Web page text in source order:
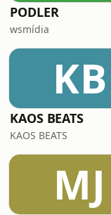
PODLER
wsmídia
KB
KAOS BEATS
KAOS BEATS
MJ